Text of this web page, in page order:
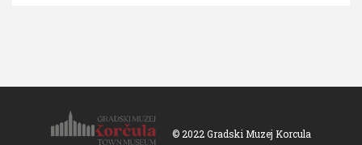
© 2022 Gradski Muzej Korcula